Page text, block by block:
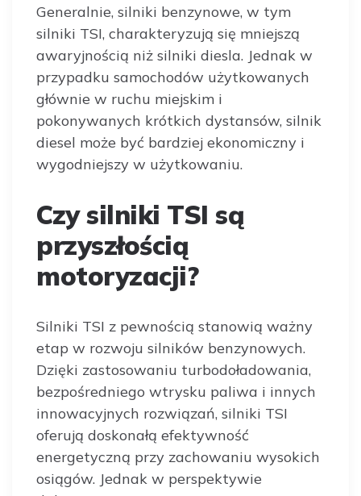
Generalnie, silniki benzynowe, w tym
silniki TSI, charakteryzują się mniejszą
awaryjnością niż silniki diesla. Jednak w
przypadku samochodów użytkowanych
głównie w ruchu miejskim i
pokonywanych krótkich dystansów, silnik
diesel może być bardziej ekonomiczny i
wygodniejszy w użytkowaniu.
Czy silniki TSI są
przyszłością
motoryzacji?
Silniki TSI z pewnością stanowią ważny
etap w rozwoju silników benzynowych.
Dzięki zastosowaniu turbodoładowania,
bezpośredniego wtrysku paliwa i innych
innowacyjnych rozwiązań, silniki TSI
oferują doskonałą efektywność
energetyczną przy zachowaniu wysokich
osiągów. Jednak w perspektywie